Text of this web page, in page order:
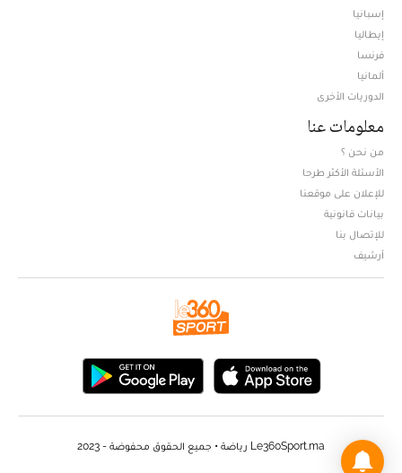
إسبانيا
إيطاليا
فرنسا
ألمانيا
الدوريات الأخرى
معلومات عنا
من نحن ؟
الأسئلة الأكثر طرحا
للإعلان على موقعنا
بيانات قانونية
للإتصال بنا
أرشيف
Le360Sport.ma رياضة • جميع الحقوق محفوضة - 2023